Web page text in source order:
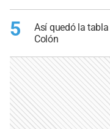
5
Así quedó la
Colón